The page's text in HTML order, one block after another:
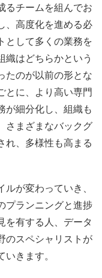
るチームを組んでお
、高度化を進める必
として多くの業務を
織はどちらかという
たのが以前の形とな
とに、より高い専門
が細分化し、組織も
さまざまなバックグ
れ、多様性も高まる
が変わっていき、
プランニングと進捗
を有する人、データ
のスペシャリストが
きます。